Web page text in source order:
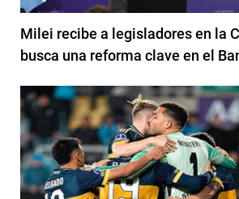
Milei recibe a legisladores en la
busca una reforma clave en el